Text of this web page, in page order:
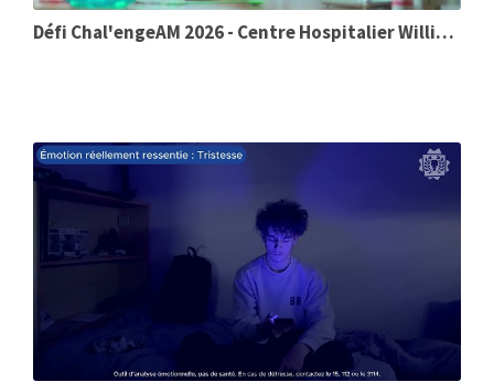
Défi Chal'engeAM 2026 - Centre Hospitalier William Morey